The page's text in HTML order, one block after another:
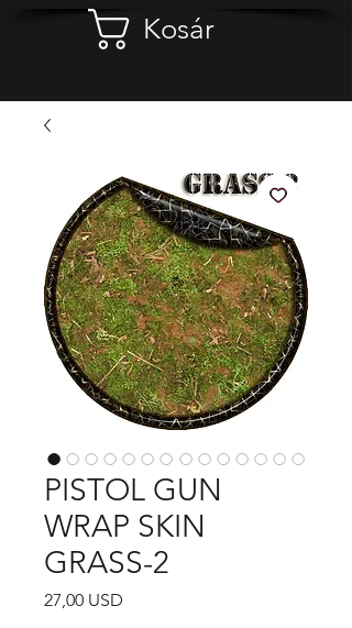
Kosár
PISTOL GUN
WRAP SKIN
GRASS-2
27,00 USD